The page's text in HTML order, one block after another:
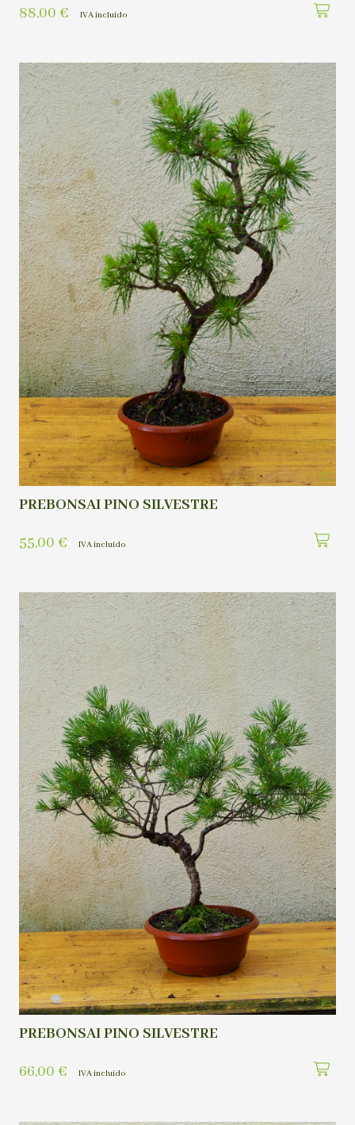
88,00 € IVA incluído
PREBONSAI PINO SILVESTRE
55,00 € IVA incluído
PREBONSAI PINO SILVESTRE
66,00 € IVA incluído